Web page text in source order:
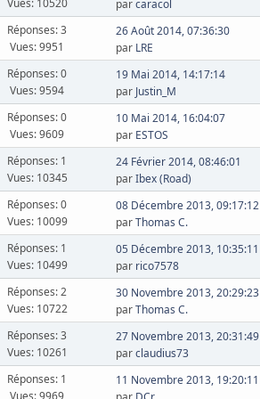
parcaracol
Réponses: 3
Vues: 9951
26 Août 2014, 07:36:30
par LRE
Réponses: 0
Vues: 9594
19 Mai 2014, 14:17:14
par Justin_M
Réponses: 0
Vues: 9609
10 Mai 2014, 16:04:07
par ESTOS
Réponses: 1
Vues: 10345
24 Février 2014, 08:46:01
parIbex (Road)
Réponses: 0
Vues: 10099
08 Décembre 2013, 09:17:12
parThomas C.
Réponses: 1
Vues: 10499
05 Décembre 2013, 10:35:11
par rico7578
Réponses: 2
Vues: 10722
30 Novembre 2013, 20:29:23
parThomas C.
Réponses: 3
Vues: 10261
27 Novembre 2013, 20:31:49
parclaudius73
Réponses: 1
Vues: 9969
11 Novembre 2013, 19:20:11